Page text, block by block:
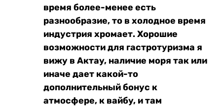
время более-менее есть
разнообразие, то в холодное время
индустрия хромает. Хорошие
возможности для гастротуризма я
вижу в Актау, наличие моря так или
иначе дает какой-то
дополнительный бонус к
атмосфере, к вайбу, и там